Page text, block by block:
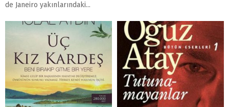
de Janeiro yakınlarındaki...